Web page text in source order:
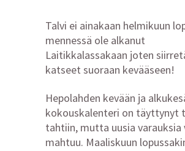
Talvi ei ainakaan helmikuun
mennessä ole alkanut
Laitikkalassakaan joten
katseet suoraan kevääseen!
Hepolahden kevään ja
kokouskalenteri on täyttynyt
tahtiin, mutta uusia varauksia
mahtuu. Maaliskuun